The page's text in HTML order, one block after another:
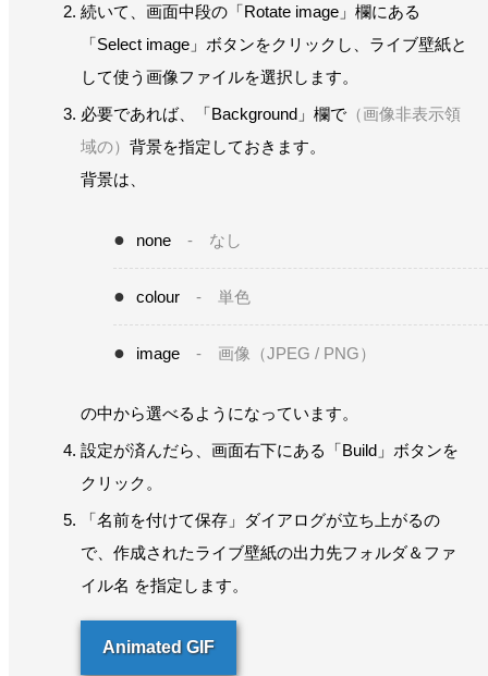
続いて、画面中段の「Rotate image」欄にある
「Select image」ボタンをクリックし、ライブ壁紙と
して使う画像ファイルを選択します。
必要であれば、「Background」欄で （画像非表示領
域の） 背景を指定しておきます。
背景は、
none - なし
colour - 単色
image - 画像（JPEG / PNG）
の中から選べるようになっています。
設定が済んだら、画面右下にある「Build」ボタンを
クリック。
「名前を付けて保存」ダイアログが立ち上がるの
で、作成されたライブ壁紙の出力先フォルダ＆ファ
イル名 を指定します。
Animated GIF